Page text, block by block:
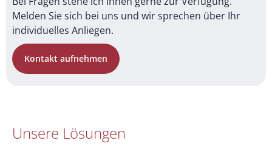
Melden Sie sich bei uns und wir sprechen über Ihr
individuelles Anliegen.
Kontakt aufnehmen
Unsere Lösungen